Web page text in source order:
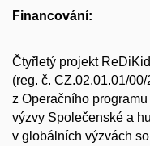
Financování:
Čtyřletý projekt
(reg. č. CZ.02.01.01/
z Operačního
výzvy Společenské a
v globálních výzvách